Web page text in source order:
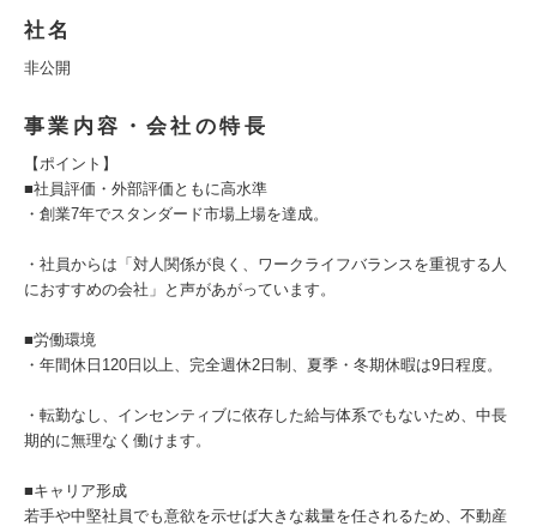
社名
非公開
事業内容・会社の特長
【ポイント】
■社員評価・外部評価ともに高水準
・創業7年でスタンダード市場上場を達成。
・社員からは「対人関係が良く、ワークライフバランスを重視する人
におすすめの会社」と声があがっています。
■労働環境
・年間休日120日以上、完全週休2日制、夏季・冬期休暇は9日程度。
・転勤なし、インセンティブに依存した給与体系でもないため、中長
期的に無理なく働けます。
■キャリア形成
若手や中堅社員でも意欲を示せば大きな裁量を任されるため、不動産